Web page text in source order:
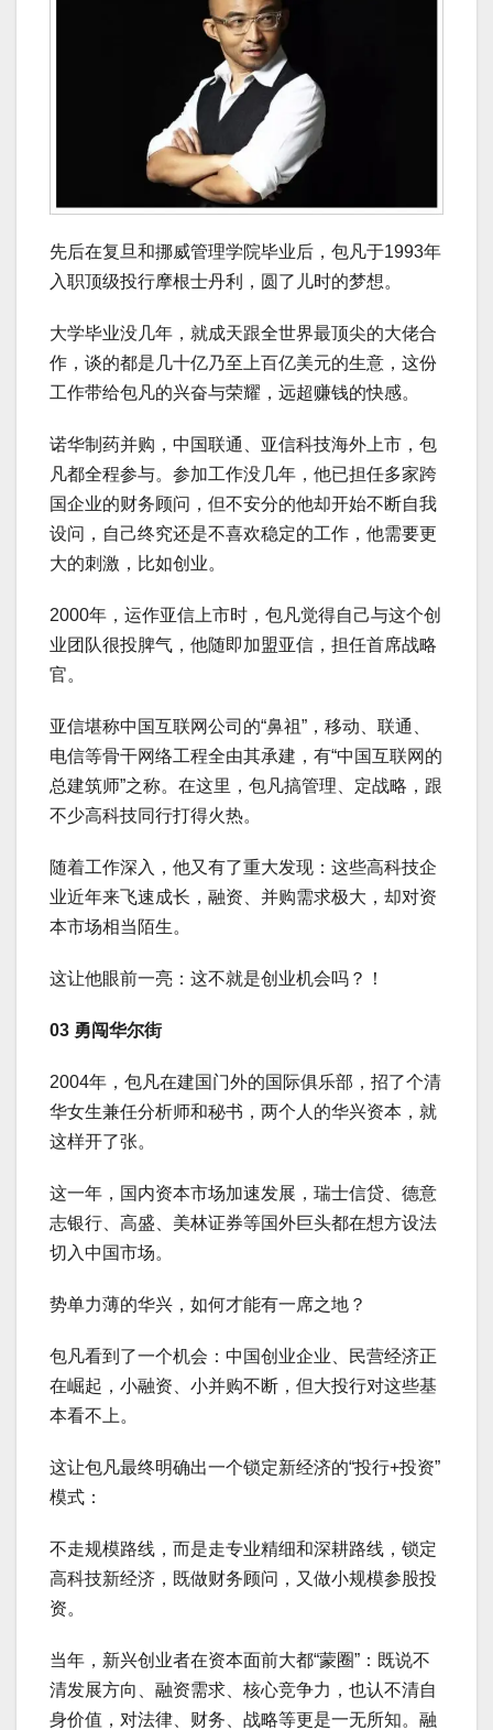
先后在复旦和挪威管理学院毕业后，包凡于1993年
入职顶级投行摩根士丹利，圆了儿时的梦想。
大学毕业没几年，就成天跟全世界最顶尖的大佬合
作，谈的都是几十亿乃至上百亿美元的生意，这份
工作带给包凡的兴奋与荣耀，远超赚钱的快感。
诺华制药并购，中国联通、亚信科技海外上市，包
凡都全程参与。参加工作没几年，他已担任多家跨
国企业的财务顾问，但不安分的他却开始不断自我
设问，自己终究还是不喜欢稳定的工作，他需要更
大的刺激，比如创业。
2000年，运作亚信上市时，包凡觉得自己与这个创
业团队很投脾气，他随即加盟亚信，担任首席战略
官。
亚信堪称中国互联网公司的“鼻祖”，移动、联通、
电信等骨干网络工程全由其承建，有“中国互联网的
总建筑师”之称。在这里，包凡搞管理、定战略，跟
不少高科技同行打得火热。
随着工作深入，他又有了重大发现：这些高科技企
业近年来飞速成长，融资、并购需求极大，却对资
本市场相当陌生。
这让他眼前一亮：这不就是创业机会吗？！
03 勇闯华尔街
2004年，包凡在建国门外的国际俱乐部，招了个清
华女生兼任分析师和秘书，两个人的华兴资本，就
这样开了张。
这一年，国内资本市场加速发展，瑞士信贷、德意
志银行、高盛、美林证券等国外巨头都在想方设法
切入中国市场。
势单力薄的华兴，如何才能有一席之地？
包凡看到了一个机会：中国创业企业、民营经济正
在崛起，小融资、小并购不断，但大投行对这些基
本看不上。
这让包凡最终明确出一个锁定新经济的“投行+投资”
模式：
不走规模路线，而是走专业精细和深耕路线，锁定
高科技新经济，既做财务顾问，又做小规模参股投
资。
当年，新兴创业者在资本面前大都“蒙圈”：既说不
清发展方向、融资需求、核心竞争力，也认不清自
身价值，对法律、财务、战略等更是一无所知。融